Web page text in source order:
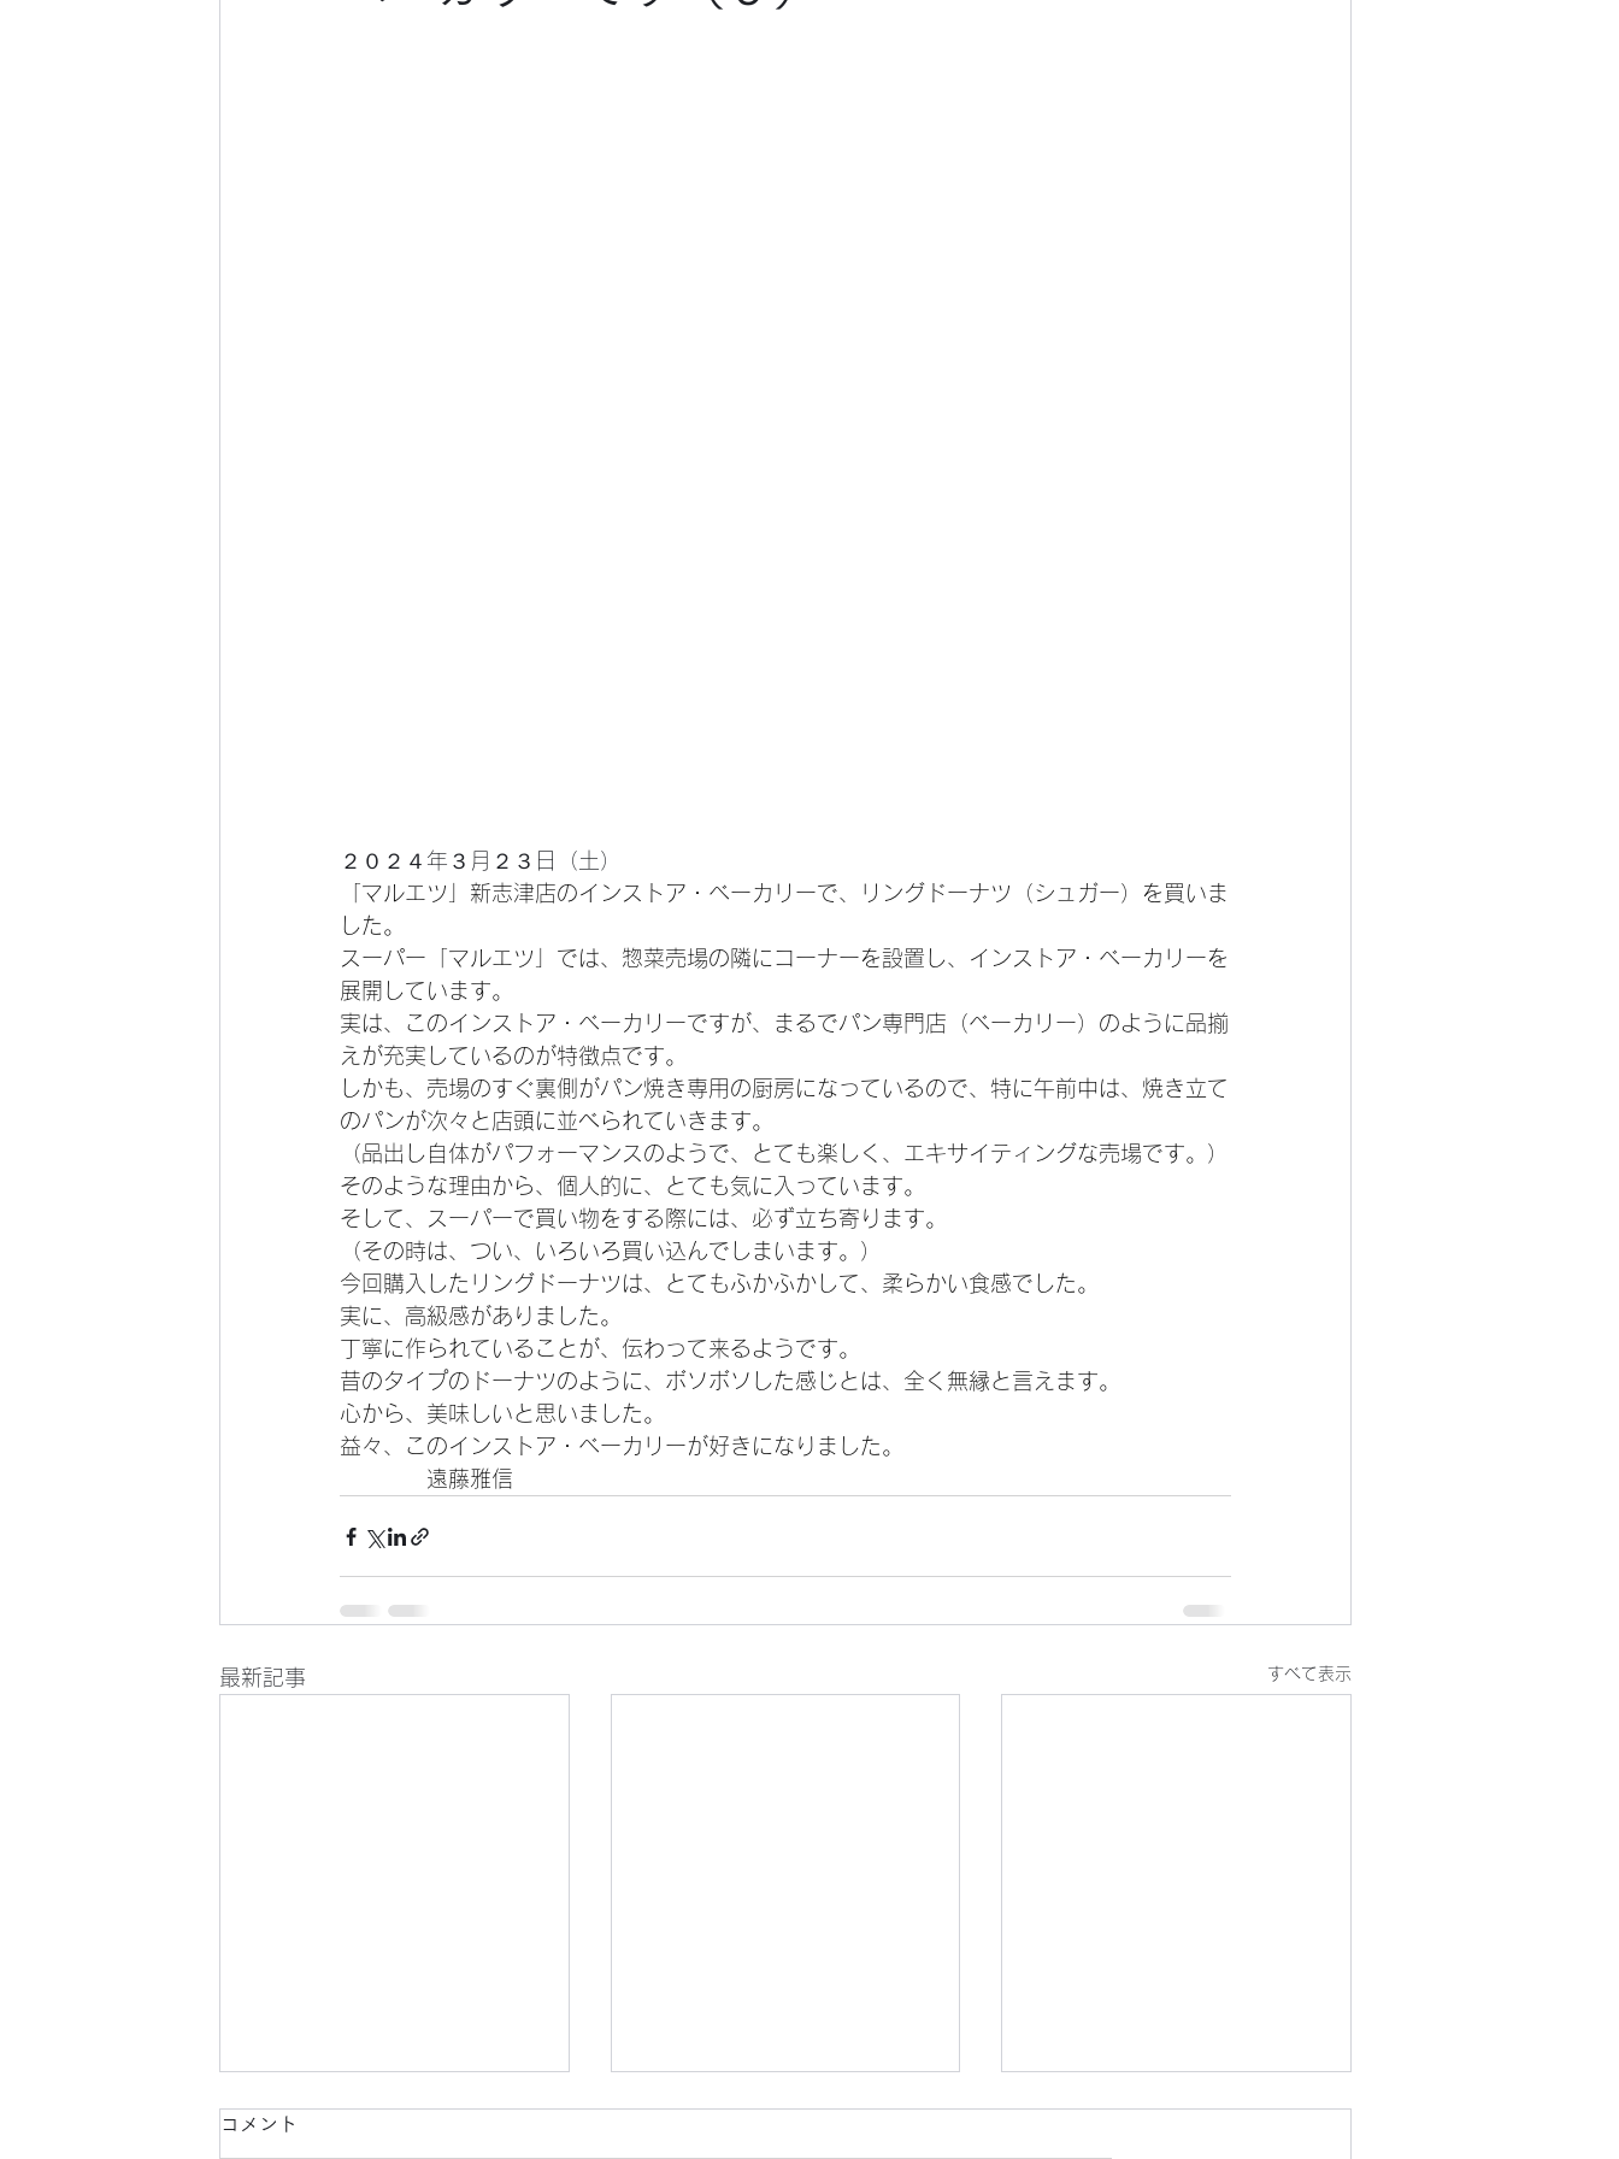
２０２４年３月２３日（土）
「マルエツ」新志津店のインストア・ベーカリーで、リングドーナツ（シュガー）を買いま
した。
スーパー「マルエツ」では、惣菜売場の隣にコーナーを設置し、インストア・ベーカリーを
展開しています。
実は、このインストア・ベーカリーですが、まるでパン専門店（ベーカリー）のように品揃
えが充実しているのが特徴点です。
しかも、売場のすぐ裏側がパン焼き専用の厨房になっているので、特に午前中は、焼き立て
のパンが次々と店頭に並べられていきます。
（品出し自体がパフォーマンスのようで、とても楽しく、エキサイティングな売場です。）
そのような理由から、個人的に、とても気に入っています。
そして、スーパーで買い物をする際には、必ず立ち寄ります。
（その時は、つい、いろいろ買い込んでしまいます。）
今回購入したリングドーナツは、とてもふかふかして、柔らかい食感でした。
実に、高級感がありました。
丁寧に作られていることが、伝わって来るようです。
昔のタイプのドーナツのように、ボソボソした感じとは、全く無縁と言えます。
心から、美味しいと思いました。
益々、このインストア・ベーカリーが好きになりました。
遠藤雅信
最新記事 すべて表示
コメント